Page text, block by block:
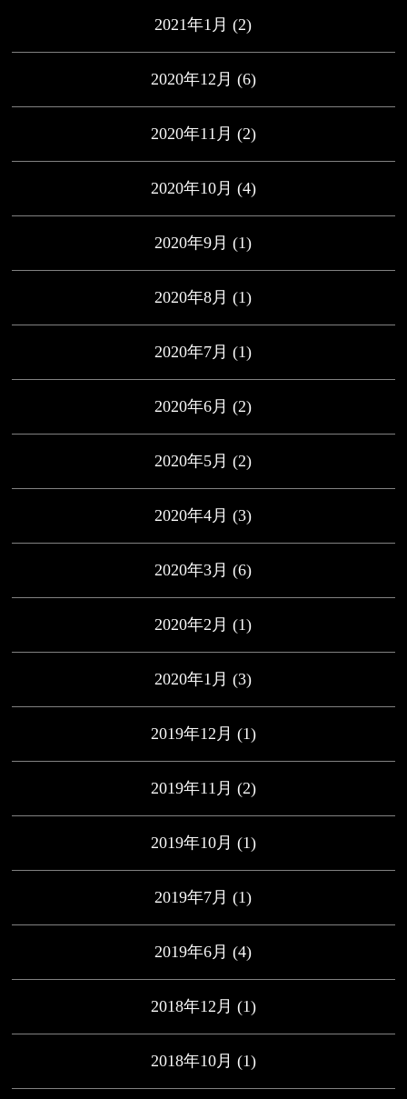
2021年1月 (2)
2020年12月 (6)
2020年11月 (2)
2020年10月 (4)
2020年9月 (1)
2020年8月 (1)
2020年7月 (1)
2020年6月 (2)
2020年5月 (2)
2020年4月 (3)
2020年3月 (6)
2020年2月 (1)
2020年1月 (3)
2019年12月 (1)
2019年11月 (2)
2019年10月 (1)
2019年7月 (1)
2019年6月 (4)
2018年12月 (1)
2018年10月 (1)